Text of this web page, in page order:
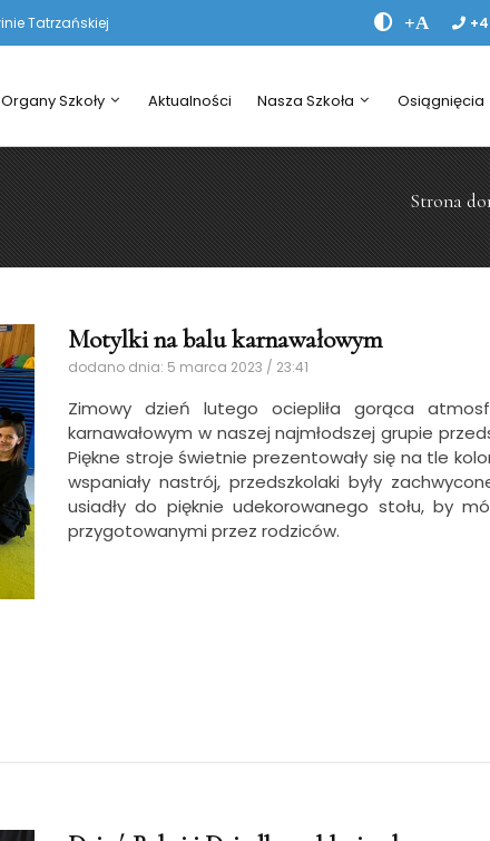
Tatrzańskiej +A
Organy Szkoły Aktualności Nasza Szkoła Osiągnięcia
Strona
Motylki na balu karnawałowym
dodano dnia: 5 marca 2023 / 23:41
Zimowy dzień lutego ociepliła gorąca
karnawałowym w naszej najmłodszej grupie
Piękne stroje świetnie prezentowały się na tle
wspaniały nastrój, przedszkolaki były
usiadły do pięknie udekorowanego stołu, by
przygotowanymi przez rodziców.